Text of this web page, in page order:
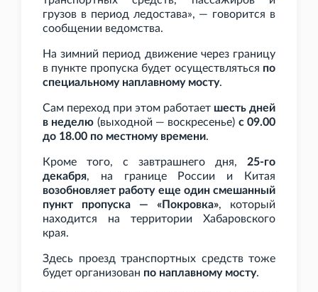
грузов в период ледостава», — говорится в
сообщении ведомства.
На зимний период движение через границу
в пункте пропуска будет осуществляться по
специальному наплавному мосту.
Сам переход при этом работает шесть дней
в неделю (выходной — воскресенье) с 09.00
до 18.00 по местному времени.
Кроме того, с завтрашнего дня, 25-го
декабря, на границе России и Китая
возобновляет работу еще один смешанный
пункт пропуска — «Покровка», который
находится на территории Хабаровского
края.
Здесь проезд транспортных средств тоже
будет организован по наплавному мосту.